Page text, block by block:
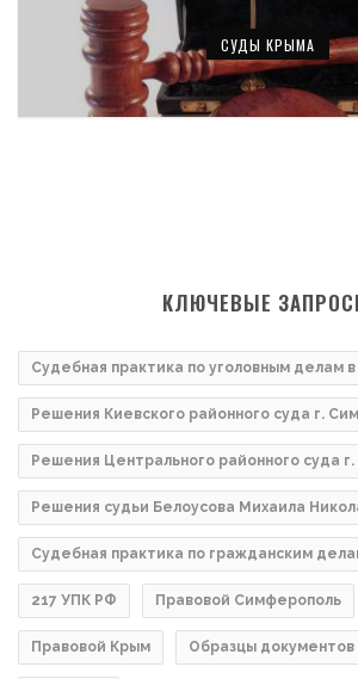
СУДЫ КРЫМА
КЛЮЧЕВЫЕ
Судебная практика по уголовным делам
Решения Киевского районного суда г.
Решения Центрального районного суда
Решения судьи Белоусова Михаила
Судебная практика по гражданским
217 УПК РФ Правовой Симферополь
Правовой Крым Образцы